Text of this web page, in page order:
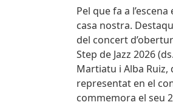
Pel que fa a
casa nostra.
del concert
Step de Jazz 2026
Martiatu i Alba
representat en el
commemora el seu